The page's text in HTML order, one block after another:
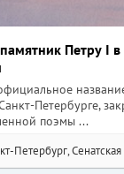
Петру I в
Петербурге,
поэмы ...
Петербург,